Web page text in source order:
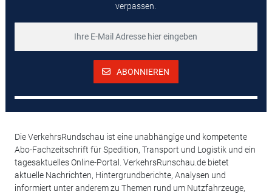
verpassen.
ABONNIEREN
Die VerkehrsRundschau ist eine unabhängige und kompetente
Abo-Fachzeitschrift für Spedition, Transport und Logistik und ein
tagesaktuelles Online-Portal. VerkehrsRunschau.de bietet
aktuelle Nachrichten, Hintergrundberichte, Analysen und
informiert unter anderem zu Themen rund um Nutzfahrzeuge,